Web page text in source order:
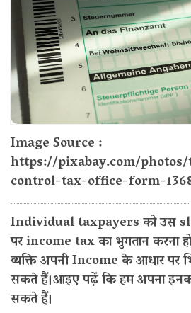
Image Source :
https://pixabay.com/
control-tax-office-form-
Individual taxpayers को उस
पर income tax का भुगतान करना
व्यक्ति अपनी Income के आधार पर
सकते हैं।आइए पढ़ें कि हम अपना
सकते हैं।